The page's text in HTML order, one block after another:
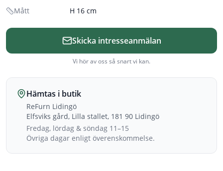
Mått
H 16 cm
Skicka intresseanmälan
Vi hör av oss så snart vi kan.
Hämtas i butik
ReFurn Lidingö
Elfsviks gård, Lilla stallet, 181 90 Lidingö
Fredag, lördag & söndag 11–15
Övriga dagar enligt överenskommelse.